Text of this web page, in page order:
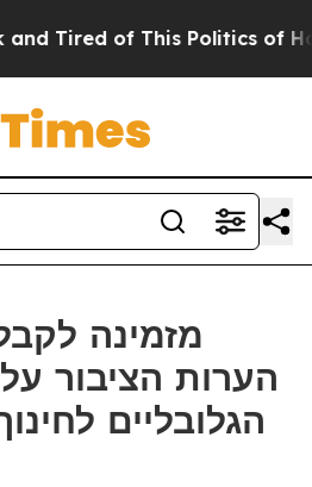
Tired of This Politics of
הערות הציבור
הגלובליים